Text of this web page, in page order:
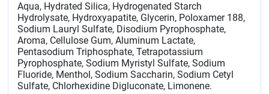
Aqua, Hydrated Silica, Hydrogenated Starch
Hydrolysate, Hydroxyapatite, Glycerin, Poloxamer 188,
Sodium Lauryl Sulfate, Disodium Pyrophosphate,
Aroma, Cellulose Gum, Aluminum Lactate,
Pentasodium Triphosphate, Tetrapotassium
Pyrophosphate, Sodium Myristyl Sulfate, Sodium
Fluoride, Menthol, Sodium Saccharin, Sodium Cetyl
Sulfate, Chlorhexidine Digluconate, Limonene.